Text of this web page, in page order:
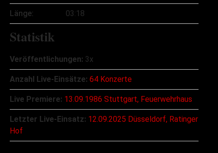
Länge: 03:18
Statistik
Veröffentlichungen: 3x
Anzahl Live-Einsätze: 64 Konzerte
Live Premiere: 13.09.1986 Stuttgart, Feuerwehrhaus
Letzter Live-Einsatz: 12.09.2025 Düsseldorf, Ratinger
Hof